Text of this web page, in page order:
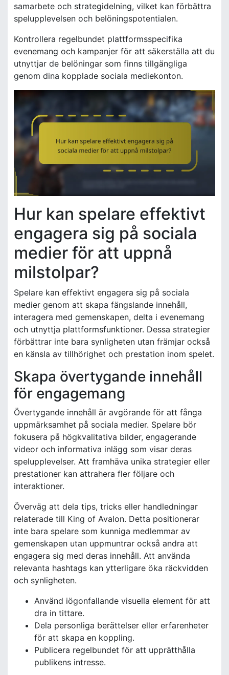
samarbete och strategidelning, vilket kan förbättra
spelupplevelsen och belöningspotentialen.
Kontrollera regelbundet plattformsspecifika
evenemang och kampanjer för att säkerställa att du
utnyttjar de belöningar som finns tillgängliga
genom dina kopplade sociala mediekonton.
Hur kan spelare effektivt
engagera sig på sociala
medier för att uppnå
milstolpar?
Spelare kan effektivt engagera sig på sociala
medier genom att skapa fängslande innehåll,
interagera med gemenskapen, delta i evenemang
och utnyttja plattformsfunktioner. Dessa strategier
förbättrar inte bara synligheten utan främjar också
en känsla av tillhörighet och prestation inom spelet.
Skapa övertygande innehåll
för engagemang
Övertygande innehåll är avgörande för att fånga
uppmärksamhet på sociala medier. Spelare bör
fokusera på högkvalitativa bilder, engagerande
videor och informativa inlägg som visar deras
spelupplevelser. Att framhäva unika strategier eller
prestationer kan attrahera fler följare och
interaktioner.
Överväg att dela tips, tricks eller handledningar
relaterade till King of Avalon. Detta positionerar
inte bara spelare som kunniga medlemmar av
gemenskapen utan uppmuntrar också andra att
engagera sig med deras innehåll. Att använda
relevanta hashtags kan ytterligare öka räckvidden
och synligheten.
Använd iögonfallande visuella element för att
dra in tittare.
Dela personliga berättelser eller erfarenheter
för att skapa en koppling.
Publicera regelbundet för att upprätthålla
publikens intresse.